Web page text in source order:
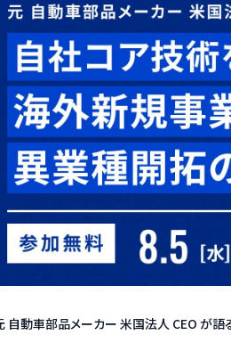
自動車部品メーカー 米国法人 CEO が